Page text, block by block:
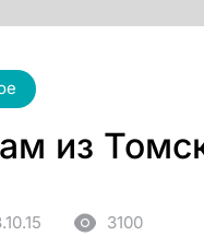
из
3100